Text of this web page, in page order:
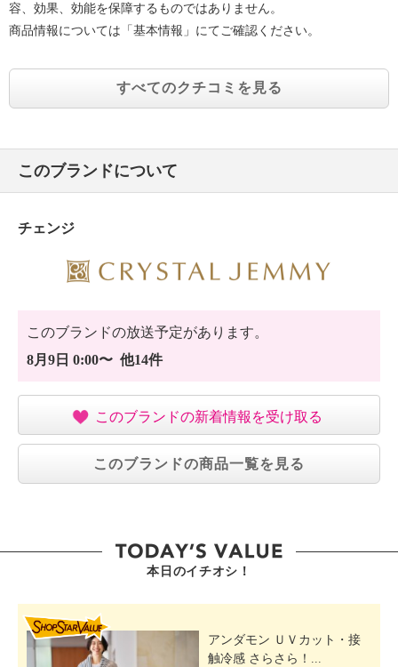
容、効果、効能を保障するものではありません。
商品情報については「基本情報」にてご確認ください。
すべてのクチコミを見る
このブランドについて
チェンジ
このブランドの放送予定があります。
8月9日 0:00〜 他14件
このブランドの新着情報を受け取る
このブランドの商品一覧を見る
本日のイチオシ！
アンダモン ＵＶカット・接
触冷感 さらさら！...